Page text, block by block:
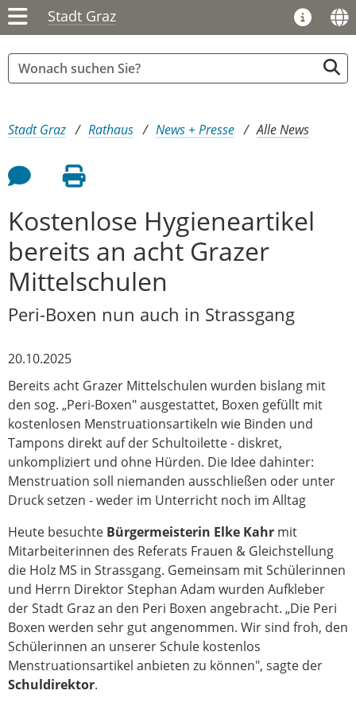
Stadt Graz
Sie sind hier:
Stadt Graz Rathaus News + Presse Alle News
Feedback an Autor
Seite drucken
Kostenlose Hygieneartikel
bereits an acht Grazer
Mittelschulen
Peri-Boxen nun auch in Strassgang
20.10.2025
Bereits acht Grazer Mittelschulen wurden bislang mit
den sog. „Peri-Boxen" ausgestattet, Boxen gefüllt mit
kostenlosen Menstruationsartikeln wie Binden und
Tampons direkt auf der Schultoilette - diskret,
unkompliziert und ohne Hürden. Die Idee dahinter:
Menstruation soll niemanden ausschließen oder unter
Druck setzen - weder im Unterricht noch im Alltag
Heute besuchte Bürgermeisterin Elke Kahr mit
Mitarbeiterinnen des Referats Frauen & Gleichstellung
die Holz MS in Strassgang. Gemeinsam mit Schülerinnen
und Herrn Direktor Stephan Adam wurden Aufkleber
der Stadt Graz an den Peri Boxen angebracht. „Die Peri
Boxen werden sehr gut angenommen. Wir sind froh, den
Schülerinnen an unserer Schule kostenlos
Menstruationsartikel anbieten zu können", sagte der
Schuldirektor.